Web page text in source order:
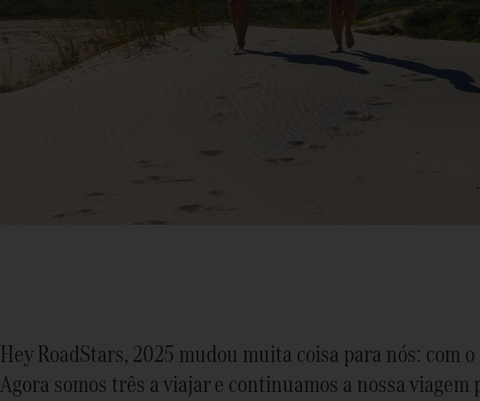
Hey RoadStars, 2025 mudou muita coisa para nós: com
Agora somos três a viajar e continuamos a nossa viagem